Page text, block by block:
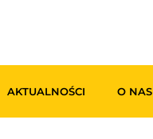
AKTUALNOŚCI O NAS